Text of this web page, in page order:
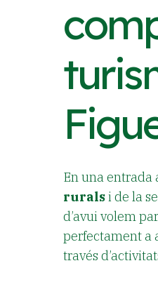
En una entrada
ruralsi de la
d’avui volem
perfectament a
través